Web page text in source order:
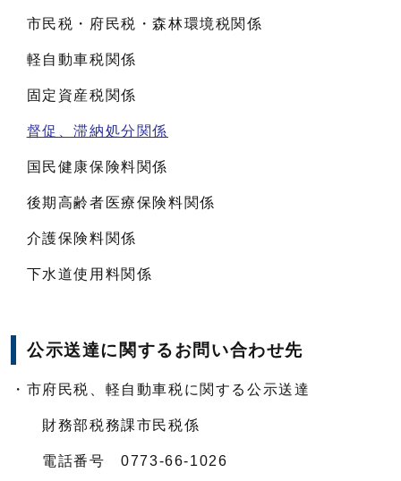
市民税・府民税・森林環境税関係
軽⾃動⾞税関係
固定資産税関係
督促、滞納処分関係
国民健康保険料関係
後期高齢者医療保険料関係
介護保険料関係
下水道使用料関係
公示送達に関するお問い合わせ先
・市府民税、軽自動車税に関する公示送達
財務部税務課市民税係
電話番号 0773-66-1026